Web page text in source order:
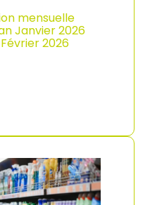
mensuelle
Janvier 2026
Février 2026